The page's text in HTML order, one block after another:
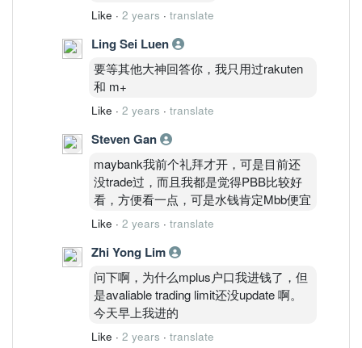
Like · 2 years · translate
Ling Sei Luen
要等其他大神回答你，我只用过rakuten
和 m+
Like · 2 years · translate
Steven Gan
maybank我前个礼拜才开，可是目前还
没trade过，而且我都是觉得PBB比较好
看，方便看一点，可是水钱肯定Mbb便宜
Like · 2 years · translate
Zhi Yong Lim
问下啊，为什么mplus户口我进钱了，但
是avaliable trading limit还没update 啊。
今天早上我进的
Like · 2 years · translate